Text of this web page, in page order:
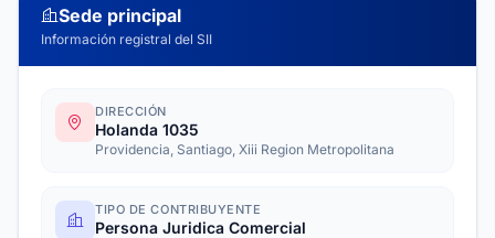
Sede principal
Información registral del SII
DIRECCIÓN
Holanda 1035
Providencia, Santiago, Xiii Region Metropolitana
TIPO DE CONTRIBUYENTE
Persona Juridica Comercial